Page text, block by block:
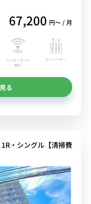
67,200 円〜 / 月
インターネット
無料
エレベーター
る
・シングル【清掃費